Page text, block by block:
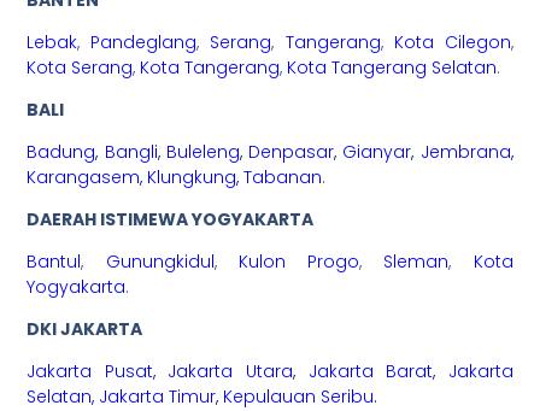
Lebak, Pandeglang, Serang, Tangerang, Kota Cilegon,
Kota Serang, Kota Tangerang, Kota Tangerang Selatan.
BALI
Badung, Bangli, Buleleng, Denpasar, Gianyar, Jembrana,
Karangasem, Klungkung,Tabanan.
DAERAH ISTIMEWA YOGYAKARTA
Bantul, Gunungkidul, Kulon Progo, Sleman, Kota
Yogyakarta.
DKI JAKARTA
Jakarta Pusat, Jakarta Utara, Jakarta Barat, Jakarta
Selatan, Jakarta Timur, Kepulauan Seribu.